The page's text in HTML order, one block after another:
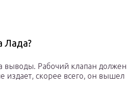
Лада?
Рабочий клапан должен
издает, скорее всего, он вышел